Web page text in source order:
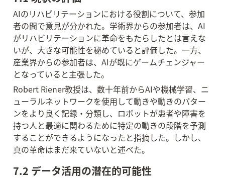
AIのリハビリテーションにおける役割について、参加
者の間で意見が分かれた。学術界からの参加者は、AI
がリハビリテーションに革命をもたらしたとは言えな
いが、大きな可能性を秘めていると評価した。一方、
産業界からの参加者は、AIが既にゲームチェンジャー
となっていると主張した。
Robert Riener教授は、数十年前からAIや機械学習、ニ
ューラルネットワークを使用して動きや動きのパター
ンをより良く記録・分類し、ロボットが患者や障害を
持つ人と最適に関わるために特定の動きの段階を予測
することができるようになったと指摘した。しかし、
真の革命はまだ来ていないと述べた。
7.2 データ活用の潜在的可能性